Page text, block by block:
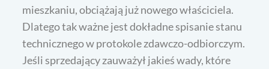
mieszkaniu, obciążają już nowego właściciela.
Dlatego tak ważne jest dokładne spisanie stanu
technicznego w protokole zdawczo-odbiorczym.
Jeśli sprzedający zauważył jakieś wady, które